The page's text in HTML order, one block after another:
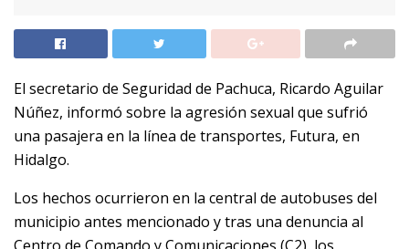
El secretario de Seguridad de Pachuca, Ricardo Aguilar
Núñez, informó sobre la agresión sexual que sufrió
una pasajera en la línea de transportes, Futura, en
Hidalgo.
Los hechos ocurrieron en la central de autobuses del
municipio antes mencionado y tras una denuncia al